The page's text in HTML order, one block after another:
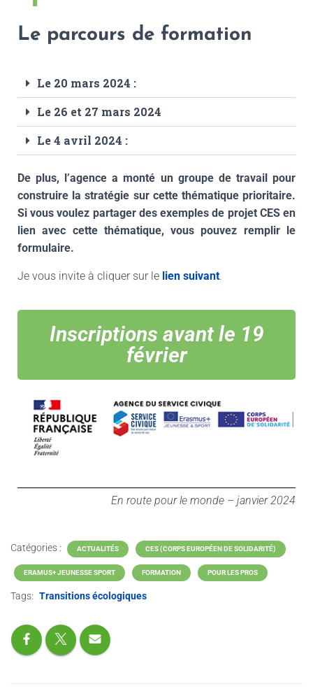
Le parcours de formation
Le 20 mars 2024 :
Le 26 et 27 mars 2024
Le 4 avril 2024 :
De plus, l’agence a monté un groupe de travail pour
construire la stratégie sur cette thématique prioritaire.
Si vous voulez partager des exemples de projet CES en
lien avec cette thématique, vous pouvez remplir le
formulaire.
Je vous invite à cliquer sur le lien suivant.
Inscriptions avant le 19
février
En route pour le monde – janvier 2024
Catégories : ACTUALITÉS CES (CORPS EUROPÉEN DE SOLIDARITÉ)
ERAMUS+ JEUNESSE SPORT FORMATION POUR LES PROS
Tags: Transitions écologiques